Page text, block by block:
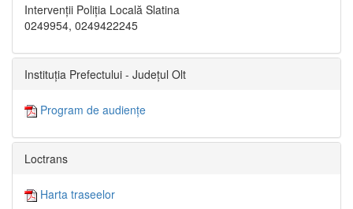
Intervenții Poliția Locală Slatina
0249954, 0249422245
Instituția Prefectului - Județul Olt
Program de audiențe
Loctrans
Harta traseelor